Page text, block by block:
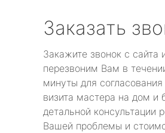
Заказать
Закажите звонок с сайта
перезвоним Вам в
минуты для
визита мастера на дом и
детальной консультации
Вашей проблемы и